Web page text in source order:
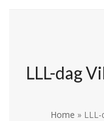
LLL-dag
Home »